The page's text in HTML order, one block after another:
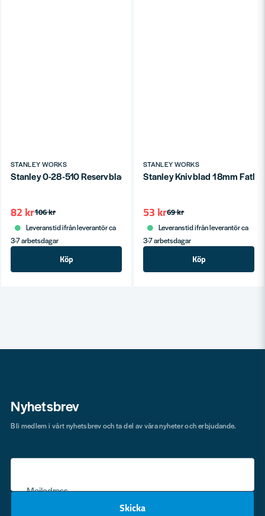
STANLEY WORKS
Stanley 0-28-510 Reservblad till Fönster-/Glasskrapa 10st
106 kr
82 kr
Leveranstid ifrån leverantör ca
3-7 arbetsdagar
Köp
STANLEY WORKS
Stanley Knivblad 18mm
69 kr
53 kr
Leveranstid ifrån leverantör ca
3-7 arbetsdagar
Köp
Nyhetsbrev
Mejladress
Skicka
Bli medlem i vårt nyhetsbrev och ta del av våra nyheter och erbjudande.